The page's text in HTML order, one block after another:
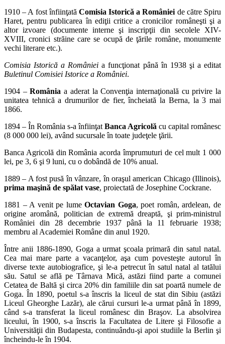
1910 – A fost înfiinţată Comisia Istorică a României de către Spiru
Haret, pentru publicarea în ediţii critice a cronicilor româneşti şi a
altor izvoare (documente interne şi inscripţii din secolele XIV-
XVIII, cronici străine care se ocupă de ţările române, monumente
vechi literare etc.).
Comisia Istorică a României a funcţionat până în 1938 şi a editat
Buletinul Comisiei Istorice a României.
1904 –România a aderat la Convenţia internaţională cu privire la
unitatea tehnică a drumurilor de fier, încheiată la Berna, la 3 mai
1866.
1894 – În România s-a înfiinţat Banca Agricolă cu capital românesc
(8 000 000 lei), având sucursale în toate judeţele ţării.
Banca Agricolă din România acorda împrumuturi de cel mult 1 000
lei, pe 3, 6 şi 9 luni, cu o dobândă de 10% anual.
1889 – A fost pusă în vânzare, în oraşul american Chicago (Illinois),
prima maşină de spălat vase, proiectată de Josephine Cockrane.
1881 – A venit pe lumeOctavian Goga, poet român, ardelean, de
origine aromână, politician de extremă dreaptă, şi prim-ministrul
României din 28 decembrie 1937 până la 11 februarie 1938;
membru al Academiei Române din anul 1920.
Între anii 1886-1890, Goga a urmat şcoala primară din satul natal.
Cea mai mare parte a vacanţelor, aşa cum povesteşte autorul în
diverse texte autobiografice, şi le-a petrecut în satul natal al tatălui
său. Satul se află pe Târnava Mică, astăzi fiind parte a comunei
Cetatea de Baltă şi circa 20% din familiile din sat poartă numele de
Goga. În 1890, poetul s-a înscris la liceul de stat din Sibiu (astăzi
Liceul Gheorghe Lazăr), ale cărui cursuri le-a urmat până în 1899,
când s-a transferat la liceul românesc din Braşov. La absolvirea
liceului, în 1900, s-a înscris la Facultatea de Litere şi Filosofie a
Universităţii din Budapesta, continuându-şi apoi studiile la Berlin şi
încheindu-le în 1904.